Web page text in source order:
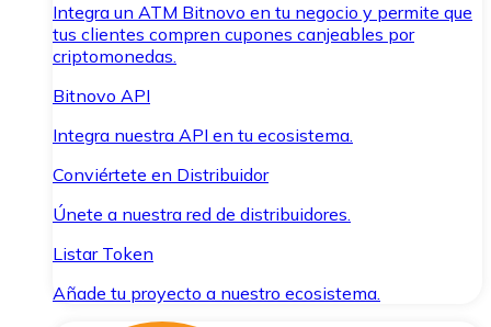
Integra un ATM Bitnovo en tu negocio y permite que
tus clientes compren cupones canjeables por
criptomonedas.
Bitnovo API
Integra nuestra API en tu ecosistema.
Conviértete en Distribuidor
Únete a nuestra red de distribuidores.
Listar Token
Añade tu proyecto a nuestro ecosistema.